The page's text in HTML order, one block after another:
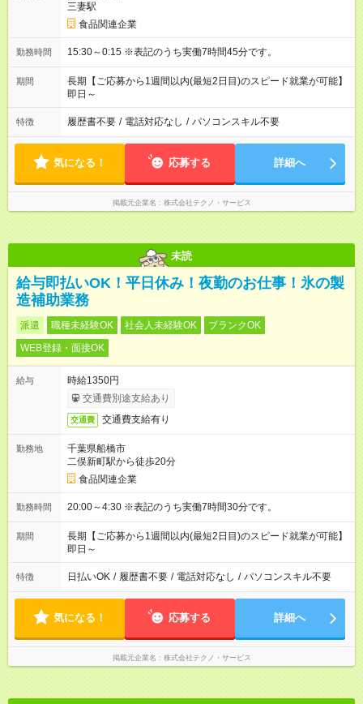
三妻駅
食品関連企業
勤務時間 15:30～0:15 ※表記のうち実働7時間45分です。
期間
長期【ご応募から1週間以内(最短2日目)のスピード就業が可能】
即日～
特徴 履歴書不要 / 電話対応なし / パソコンスキル不要
気になる！ 応募する 詳細へ
掲載元企業名 株式会社テクノ・サービス
未読
給与即払いOK！平日休み！夜勤のお仕事！氷の製
造補助業務
派遣 職種未経験OK 社会人未経験OK
ブランクOK
WEB登録・面接OK
給与
時給1350円
交通費別途支給あり
交通費 交通費支給有り
勤務地
千葉県船橋市
二俣新町駅から徒歩20分
食品関連企業
勤務時間 20:00～4:30 ※表記のうち実働7時間30分です。
期間
長期【ご応募から1週間以内(最短2日目)のスピード就業が可能】
即日～
特徴 日払いOK / 履歴書不要 / 電話対応なし / パソコンスキル不要
気になる！ 応募する 詳細へ
掲載元企業名 株式会社テクノ・サービス